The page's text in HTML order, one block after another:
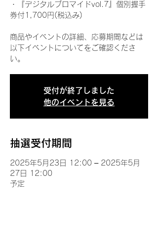
・『デジタルブロマイドvol.7』個別握手
券付1,700円(税込み)
商品やイベントの詳細、応募期間などは
以下イベントについてをご確認くださ
い。
受付が終了しました
他のイベントを見る
抽選受付期間
2025年5月23日 12:00 – 2025年5月
27日 12:00
予定